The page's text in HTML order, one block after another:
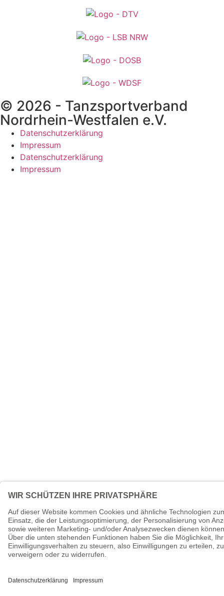
© 2026 - Tanzsportverband
Nordrhein-Westfalen e.V.
Datenschutzerklärung
Impressum
Datenschutzerklärung
Impressum